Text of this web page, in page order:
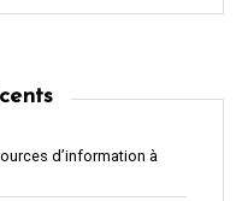
d’information à